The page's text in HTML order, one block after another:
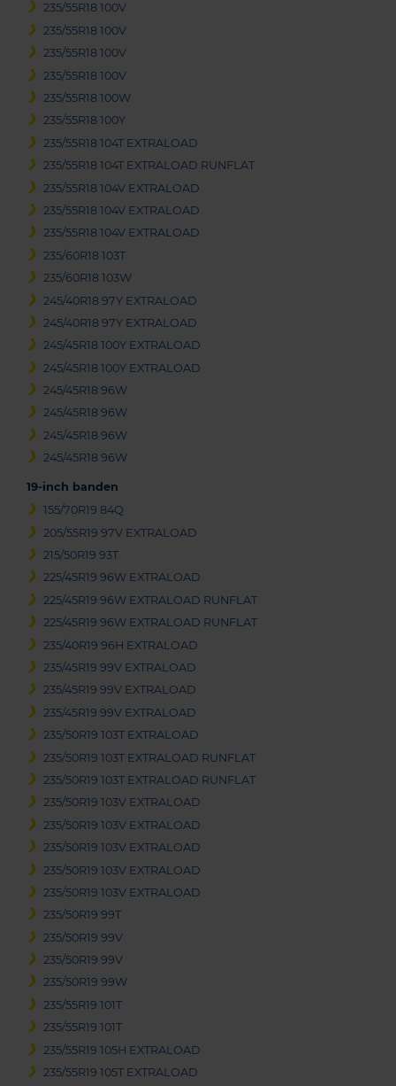
235/55R18 100V
235/55R18 100V
235/55R18 100V
235/55R18 100V
235/55R18 100W
235/55R18 100Y
235/55R18 104T EXTRALOAD
235/55R18 104T EXTRALOAD RUNFLAT
235/55R18 104V EXTRALOAD
235/55R18 104V EXTRALOAD
235/55R18 104V EXTRALOAD
235/60R18 103T
235/60R18 103W
245/40R18 97Y EXTRALOAD
245/40R18 97Y EXTRALOAD
245/45R18 100Y EXTRALOAD
245/45R18 100Y EXTRALOAD
245/45R18 96W
245/45R18 96W
245/45R18 96W
245/45R18 96W
19-inch banden
155/70R19 84Q
205/55R19 97V EXTRALOAD
215/50R19 93T
225/45R19 96W EXTRALOAD
225/45R19 96W EXTRALOAD RUNFLAT
225/45R19 96W EXTRALOAD RUNFLAT
235/40R19 96H EXTRALOAD
235/45R19 99V EXTRALOAD
235/45R19 99V EXTRALOAD
235/45R19 99V EXTRALOAD
235/50R19 103T EXTRALOAD
235/50R19 103T EXTRALOAD RUNFLAT
235/50R19 103T EXTRALOAD RUNFLAT
235/50R19 103V EXTRALOAD
235/50R19 103V EXTRALOAD
235/50R19 103V EXTRALOAD
235/50R19 103V EXTRALOAD
235/50R19 103V EXTRALOAD
235/50R19 99T
235/50R19 99V
235/50R19 99V
235/50R19 99W
235/55R19 101T
235/55R19 101T
235/55R19 105H EXTRALOAD
235/55R19 105T EXTRALOAD